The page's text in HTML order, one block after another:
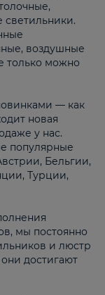
воздушные
только можно
— как
новая
у нас.
популярные
Бельгии,
Турции,
мы постоянно
и люстр
достигают